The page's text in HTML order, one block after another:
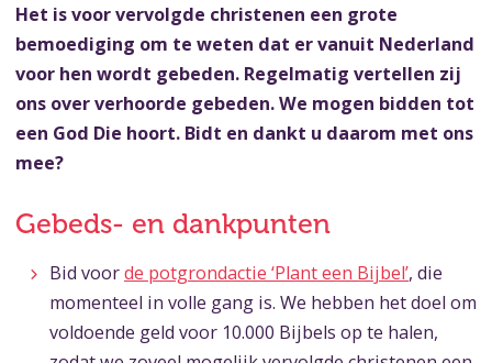
Het is voor vervolgde christenen een grote
bemoediging om te weten dat er vanuit Nederland
voor hen wordt gebeden. Regelmatig vertellen zij
ons over verhoorde gebeden. We mogen bidden tot
een God Die hoort. Bidt en dankt u daarom met ons
mee?
Gebeds- en dankpunten
Bid voorde potgrondactie ‘Plant een Bijbel’, die
momenteel in volle gang is. We hebben het doel om
voldoende geld voor 10.000 Bijbels op te halen,